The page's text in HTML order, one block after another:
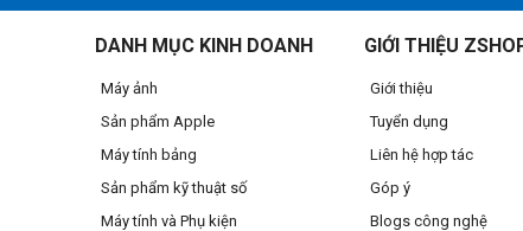
Hệ thống âm thanh stereo đỉnh cao
iPhone 8 được trang bị hệ thống âm thanh stereo tiên
chất âm chi tiết và trong trẻo hơn, hỗ trợ thưởng thức âm
Tính năng sạc không dây
DANH MỤC KINH DOANH
Máy ảnh
Sản phẩm Apple
Máy tính bảng
Sản phẩm kỹ thuật số
Máy tính và Phụ kiện
GIỚI THIỆU
Giới thiệu
Tuyển dụng
Liên hệ hợp tác
Góp ý
Blogs công nghệ